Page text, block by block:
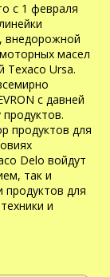
с 1 февраля
внедорожной
масел
Texaco Ursa.
с давней
продуктов для
Delo войдут
так и
продуктов для
и